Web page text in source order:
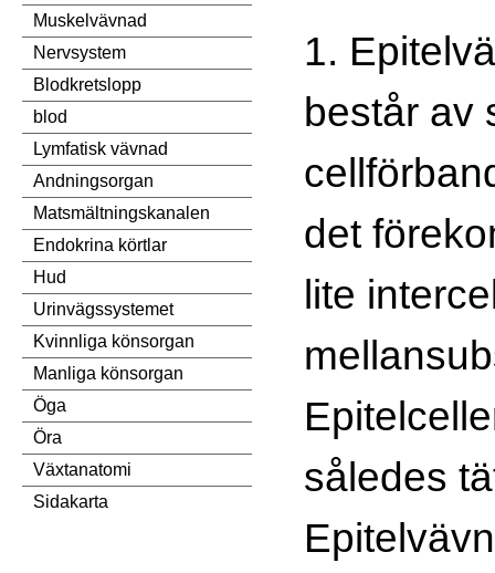
Muskelvävnad
Nervsystem
Blodkretslopp
blod
Lymfatisk vävnad
Andningsorgan
Matsmältningskanalen
Endokrina körtlar
Hud
Urinvägssystemet
Kvinnliga könsorgan
Manliga könsorgan
Öga
Öra
Växtanatomi
Sidakarta
1.
består av
det
lite
således